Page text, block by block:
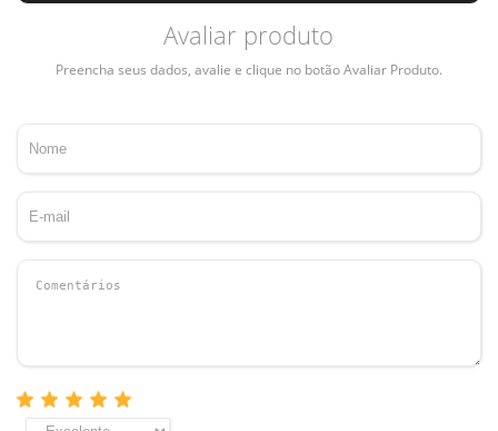
Avaliar produto
Preencha seus dados, avalie e clique no botão Avaliar Produto.